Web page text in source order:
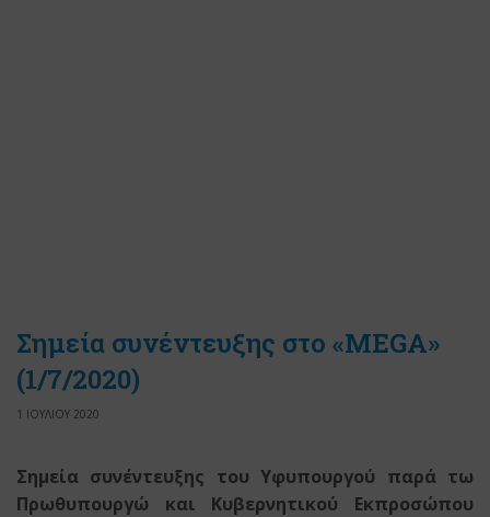
Σημεία συνέντευξης στo «MEGA»
(1/7/2020)
1 ΙΟΥΛΙΟΥ 2020
Σημεία συνέντευξης του Υφυπουργού παρά τω
Πρωθυπουργώ και Κυβερνητικού Εκπροσώπου